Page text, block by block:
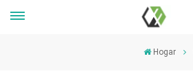
Hogar